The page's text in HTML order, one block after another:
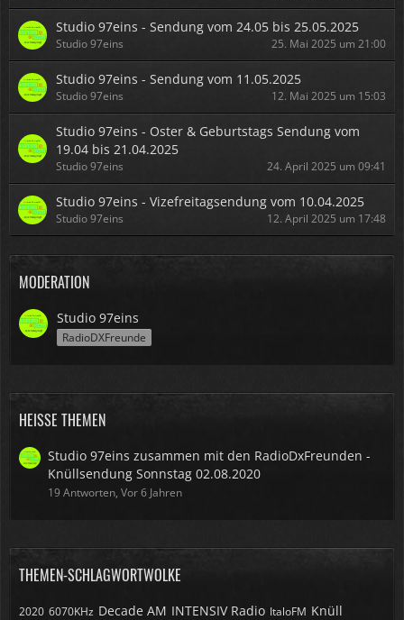
Studio 97eins - Sendung vom 24.05 bis 25.05.2025
Studio 97eins 25. Mai 2025 um 21:00
Studio 97eins - Sendung vom 11.05.2025
Studio 97eins 12. Mai 2025 um 15:03
Studio 97eins - Oster & Geburtstags Sendung vom
19.04 bis 21.04.2025
Studio 97eins 24. April 2025 um 09:41
Studio 97eins - Vizefreitagsendung vom 10.04.2025
Studio 97eins 12. April 2025 um 17:48
MODERATION
Studio 97eins
RadioDXFreunde
HEISSE THEMEN
Studio 97eins zusammen mit den RadioDxFreunden -
Knüllsendung Sonnstag 02.08.2020
19 Antworten, Vor 6 Jahren
THEMEN-SCHLAGWORTWOLKE
2020 6070KHz Decade AM INTENSIV Radio ItaloFM Knüll